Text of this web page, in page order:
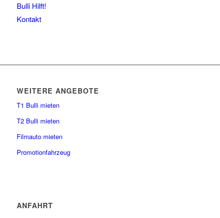
Bulli Hilft!
Kontakt
WEITERE ANGEBOTE
T1 Bulli mieten
T2 Bulli mieten
Filmauto mieten
Promotionfahrzeug
ANFAHRT